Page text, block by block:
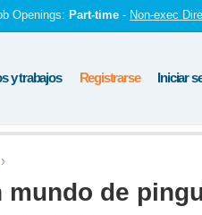
Openings: Part-time - Non-exec
y trabajos Registrarse Iniciar
mundo de